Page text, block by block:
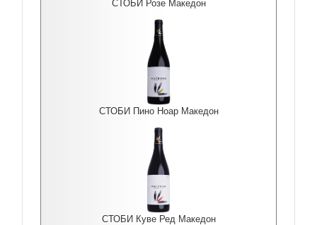
СТОБИ Розе Македон
СТОБИ Пино Ноар Македон
СТОБИ Куве Ред Македон